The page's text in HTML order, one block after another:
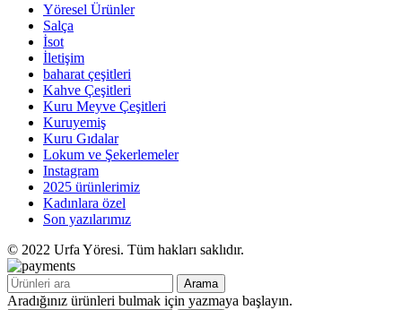
Yöresel Ürünler
Salça
İsot
İletişim
baharat çeşitleri
Kahve Çeşitleri
Kuru Meyve Çeşitleri
Kuruyemiş
Kuru Gıdalar
Lokum ve Şekerlemeler
Instagram
2025 ürünlerimiz
Kadınlara özel
Son yazılarımız
© 2022 Urfa Yöresi. Tüm hakları saklıdır.
Arama
Aradığınız ürünleri bulmak için yazmaya başlayın.